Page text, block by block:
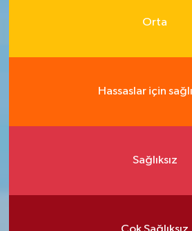
Orta
Hassaslar için
Sağlıksız